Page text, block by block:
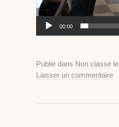
00:00
Publié dans Non classé le
Laisser un commentaire